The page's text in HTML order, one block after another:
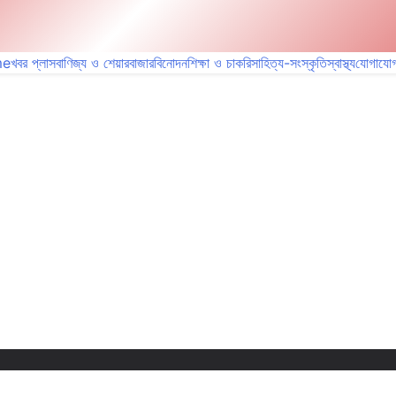
খবর প্লাসবাণিজ্য ও শেয়ারবাজারবিনোদনশিক্ষা ও চাকরিসাহিত্য-সংস্কৃতিস্বাস্থ্য